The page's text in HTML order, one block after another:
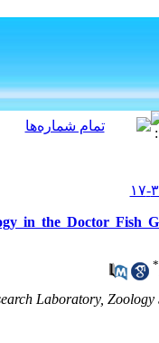
in the Doctor Fish
*
Laboratory,